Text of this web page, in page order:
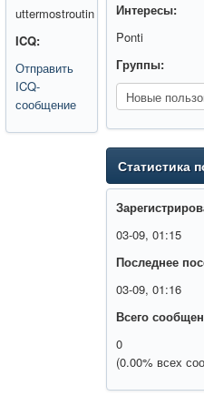
uttermostroutin
ICQ:
Отправить
ICQ-
сообщение
Интересы:
Ponti
Группы:
Статистика
03-09, 01:15
Последнее
03-09, 01:16
Всего
0
(0.00% всех